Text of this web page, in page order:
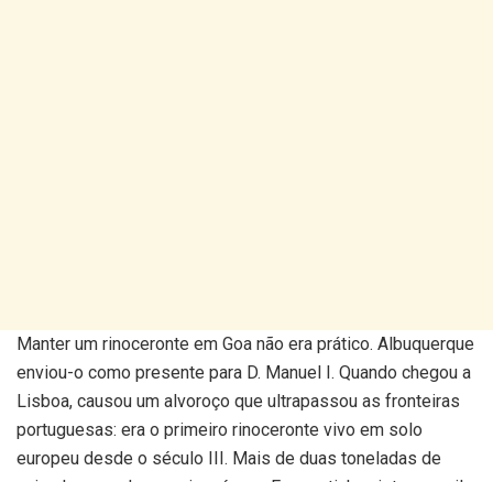
Manter um rinoceronte em Goa não era prático. Albuquerque
enviou-o como presente para D. Manuel I. Quando chegou a
Lisboa, causou um alvoroço que ultrapassou as fronteiras
portuguesas: era o primeiro rinoceronte vivo em solo
europeu desde o século III. Mais de duas toneladas de